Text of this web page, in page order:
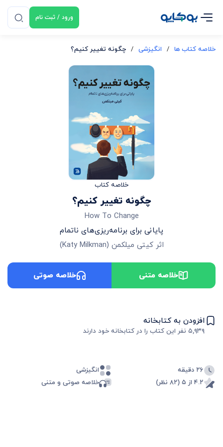
ورود / ثبت نام
خلاصه کتاب ها / انگیزشی / چگونه تغییر کنیم؟
خلاصه کتاب
چگونه تغییر کنیم؟
How To Change
پایانی برای برنامه‌ریزی‌های ناتمام
اثر کیتی میلکمن (
Katy Milkman
)
خلاصه متنی خلاصه صوتی
افزودن به کتابخانه
۵,۹۳۹ نفر این کتاب را در کتابخانه خود دارند
۲۶ دقیقه
انگیزشی
۴.۲ از ۵ (۸۲ نظر)
خلاصه صوتی و متنی